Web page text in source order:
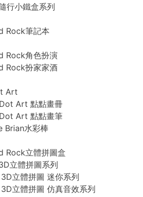
行小鐵盒系列
Rock筆記本
Rock角色扮演
Rock扮家家酒
Art
Art 點點畫冊
Art 點點畫筆
Brian水彩棒
Rock立體拼圖盒
立體拼圖系列
立體拼圖 迷你系列
立體拼圖 仿真音效系列